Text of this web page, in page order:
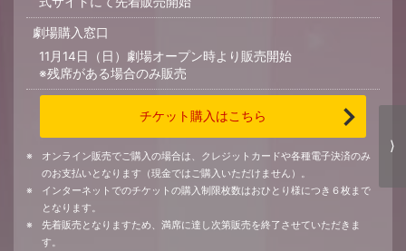
劇場購入窓口
11月14日（日）劇場オープン時より販売開始
※残席がある場合のみ販売
チケット購入はこちら
オンライン販売でご購入の場合は、クレジットカードや各種電子決済のみ
のお支払いとなります（現金ではご購入いただけません）。
インターネットでのチケットの購入制限枚数はおひとり様につき６枚まで
となります。
先着販売となりますため、満席に達し次第販売を終了させていただきま
す。
⟩